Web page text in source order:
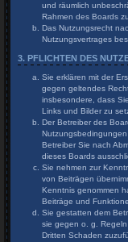
und räumlich
Rahmen des Boards
Das Nutzungsrecht
Nutzungsvertrages
3. PFLICHTEN DES
Sie erklären mit der
gegen geltendes
insbesondere, dass
Links und Bilder zu
Der Betreiber des
Betreiber Sie nach
dieses Boards
Sie nehmen zur
von Beiträgen
Kenntnis genommen
Beiträge und
Sie gestatten dem
sie gegen o. g.
Dritten Schaden